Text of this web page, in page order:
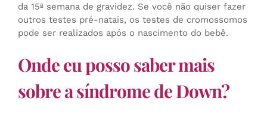
da 15ª semana de gravidez. Se você não quiser fazer
outros testes pré-natais, os testes de cromossomos
pode ser realizados após o nascimento do bebê.
Onde eu posso saber mais
sobre a síndrome de Down?